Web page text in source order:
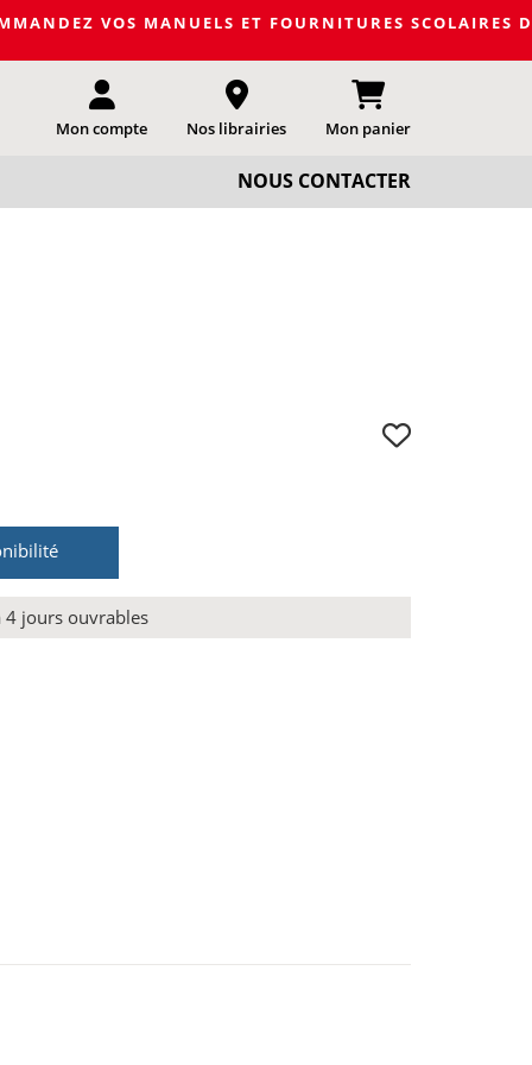
VOS MANUELS ET FOURNITURES
Mon compte Nos librairies Mon panier
NOUS CONTACTER
4 jours ouvrables